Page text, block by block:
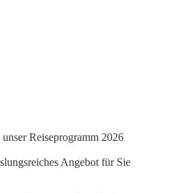
Reiseprogramm 2026
Angebot für Sie